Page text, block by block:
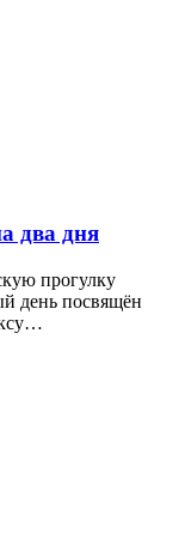
два дня
прогулку
день посвящён